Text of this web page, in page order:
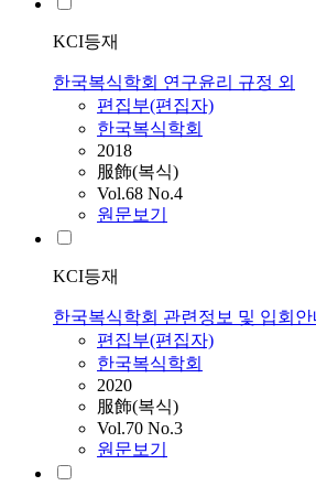
KCI등재
한국복식학회 연구윤리 규정 외
편집부(편집자)
한국복식학회
2018
服飾(복식)
Vol.68 No.4
원문보기
KCI등재
한국복식학회 관련정보 및 입회안
편집부(편집자)
한국복식학회
2020
服飾(복식)
Vol.70 No.3
원문보기